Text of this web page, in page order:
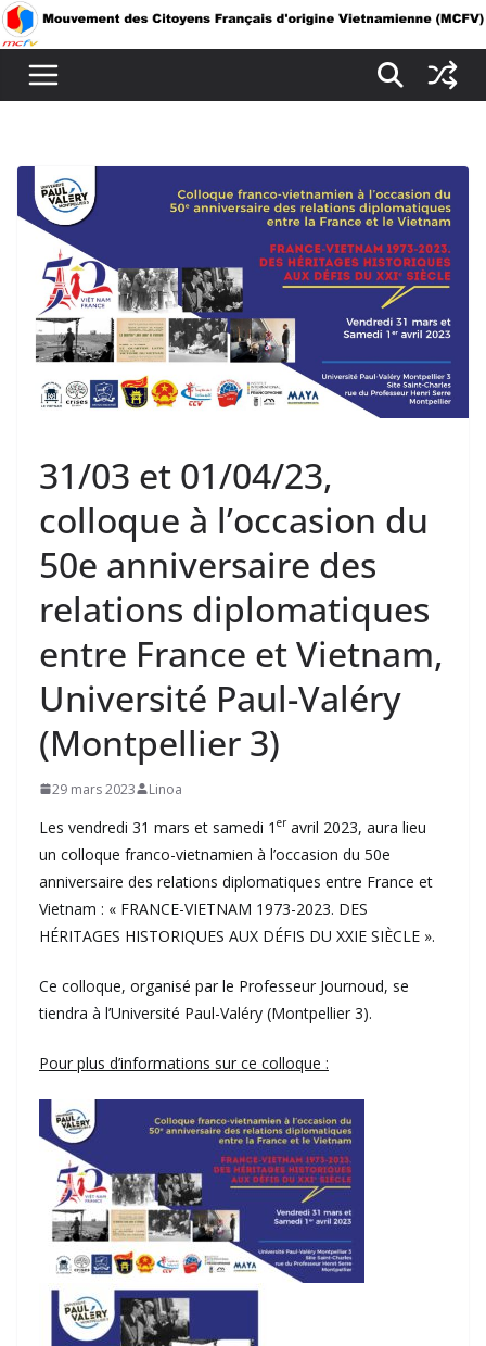
Passer
au
contenu
31/03 et 01/04/23,
colloque à l’occasion du
50e anniversaire des
relations diplomatiques
entre France et Vietnam,
Université Paul-Valéry
(Montpellier 3)
29 mars 2023 Linoa
Les vendredi 31 mars et samedi 1 eravril 2023, aura lieu
un colloque franco-vietnamien à l’occasion du 50e
anniversaire des relations diplomatiques entre France et
Vietnam : « FRANCE-VIETNAM 1973-2023. DES
HÉRITAGES HISTORIQUES AUX DÉFIS DU XXIE SIÈCLE ».
Ce colloque, organisé par le Professeur Journoud, se
tiendra à l’Université Paul-Valéry (Montpellier 3).
Pour plus d’informations sur ce colloque :